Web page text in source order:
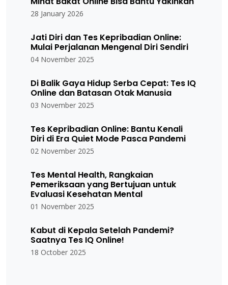
28 January 2026
Jati Diri dan Tes Kepribadian Online:
Mulai Perjalanan Mengenal Diri Sendiri
04 November 2025
Di Balik Gaya Hidup Serba Cepat: Tes IQ
Online dan Batasan Otak Manusia
03 November 2025
Tes Kepribadian Online: Bantu Kenali
Diri di Era Quiet Mode Pasca Pandemi
02 November 2025
Tes Mental Health, Rangkaian
Pemeriksaan yang Bertujuan untuk
Evaluasi Kesehatan Mental
01 November 2025
Kabut di Kepala Setelah Pandemi?
Saatnya Tes IQ Online!
18 October 2025